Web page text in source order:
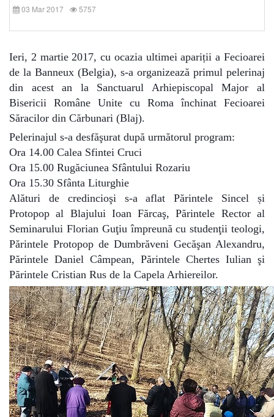
03 Mar 2017 5757
Ieri, 2 martie 2017, cu ocazia ultimei apariții a Fecioarei
de la Banneux (Belgia), s-a organizează primul pelerinaj
din acest an la Sanctuarul Arhiepiscopal Major al
Bisericii Române Unite cu Roma închinat Fecioarei
Săracilor din Cărbunari (Blaj).
Pelerinajul s-a desfăşurat după următorul program:
Ora 14.00 Calea Sfintei Cruci
Ora 15.00 Rugăciunea Sfântului Rozariu
Ora 15.30 Sfânta Liturghie
Alături de credincioşi s-a aflat Părintele Sincel și
Protopop al Blajului Ioan Fărcaş, Părintele Rector al
Seminarului Florian Guţiu împreună cu studenţii teologi,
Părintele Protopop de Dumbrăveni Gecăşan Alexandru,
Părintele Daniel Câmpean, Părintele Chertes Iulian şi
Părintele Cristian Rus de la Capela Arhiereilor.